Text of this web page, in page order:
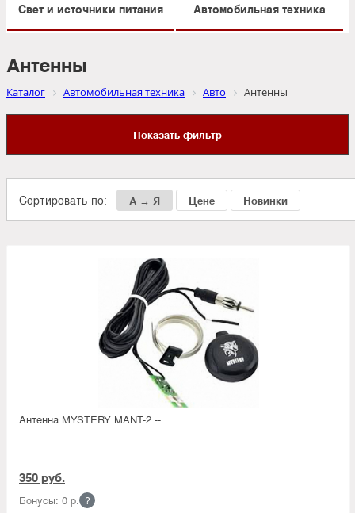
Свет и источники питания Автомобильная техника
Антенны
Каталог Автомобильная техника Авто Антенны
Показать фильтр
Сортировать по: А → Я Цене Новинки
Антенна MYSTERY MANT-2 --
350 руб.
Бонусы: 0 р. ?